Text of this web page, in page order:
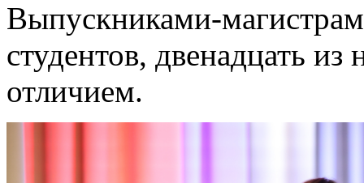
Выпускниками-
студентов, двенадцать
отличием.